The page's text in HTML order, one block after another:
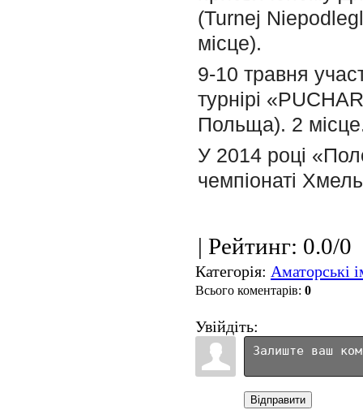
(Turnej
мiсце).
9-10 травня
турнірі
Польща). 2
У 2014 році
чемпіонаті
| Рейтинг: 0.0/0
Категорія: Аматорські
Всього коментарів: 0
Увійдіть:
Відправити